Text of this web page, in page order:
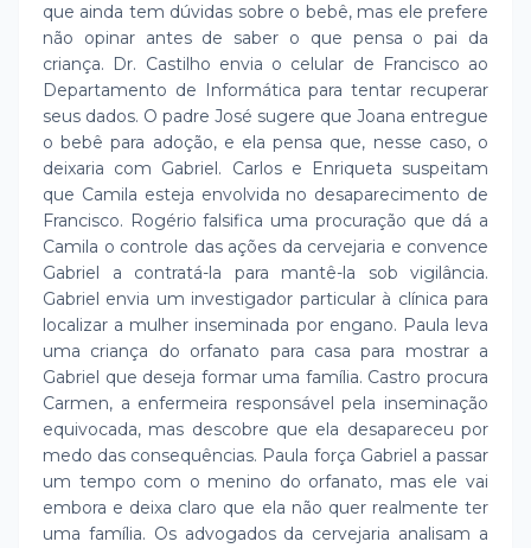
que ainda tem dúvidas sobre o bebê, mas ele prefere
não opinar antes de saber o que pensa o pai da
criança. Dr. Castilho envia o celular de Francisco ao
Departamento de Informática para tentar recuperar
seus dados. O padre José sugere que Joana entregue
o bebê para adoção, e ela pensa que, nesse caso, o
deixaria com Gabriel. Carlos e Enriqueta suspeitam
que Camila esteja envolvida no desaparecimento de
Francisco. Rogério falsifica uma procuração que dá a
Camila o controle das ações da cervejaria e convence
Gabriel a contratá-la para mantê-la sob vigilância.
Gabriel envia um investigador particular à clínica para
localizar a mulher inseminada por engano. Paula leva
uma criança do orfanato para casa para mostrar a
Gabriel que deseja formar uma família. Castro procura
Carmen, a enfermeira responsável pela inseminação
equivocada, mas descobre que ela desapareceu por
medo das consequências. Paula força Gabriel a passar
um tempo com o menino do orfanato, mas ele vai
embora e deixa claro que ela não quer realmente ter
uma família. Os advogados da cervejaria analisam a